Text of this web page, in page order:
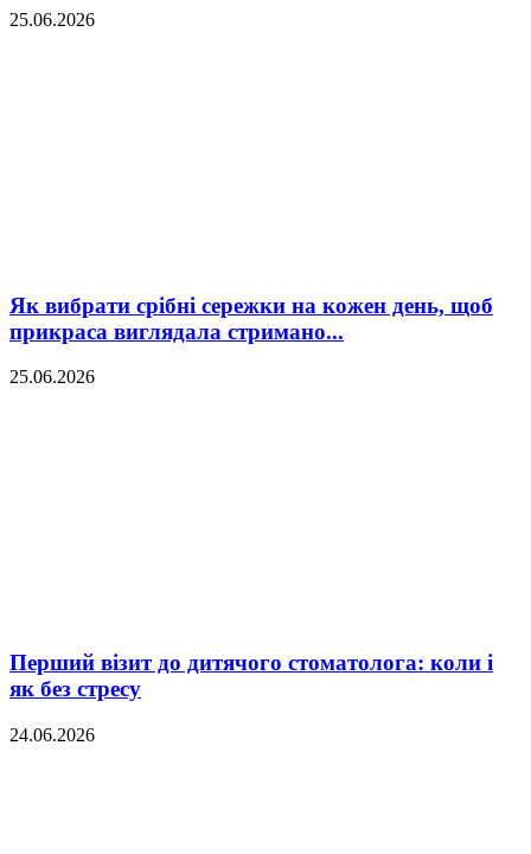
25.06.2026
Як вибрати срібні сережки на кожен день, щоб
прикраса виглядала стримано...
25.06.2026
Перший візит до дитячого стоматолога: коли і
як без стресу
24.06.2026